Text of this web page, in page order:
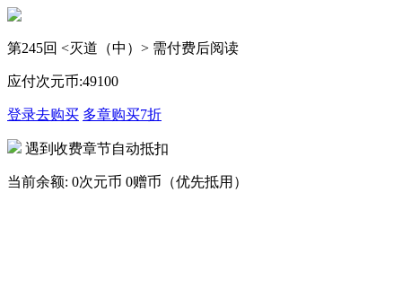
第245回 <灭道（中）> 需付费后阅读
应付次元币:49100
登录去购买 多章购买7折
遇到收费章节自动抵扣
当前余额: 0次元币 0赠币（优先抵用）